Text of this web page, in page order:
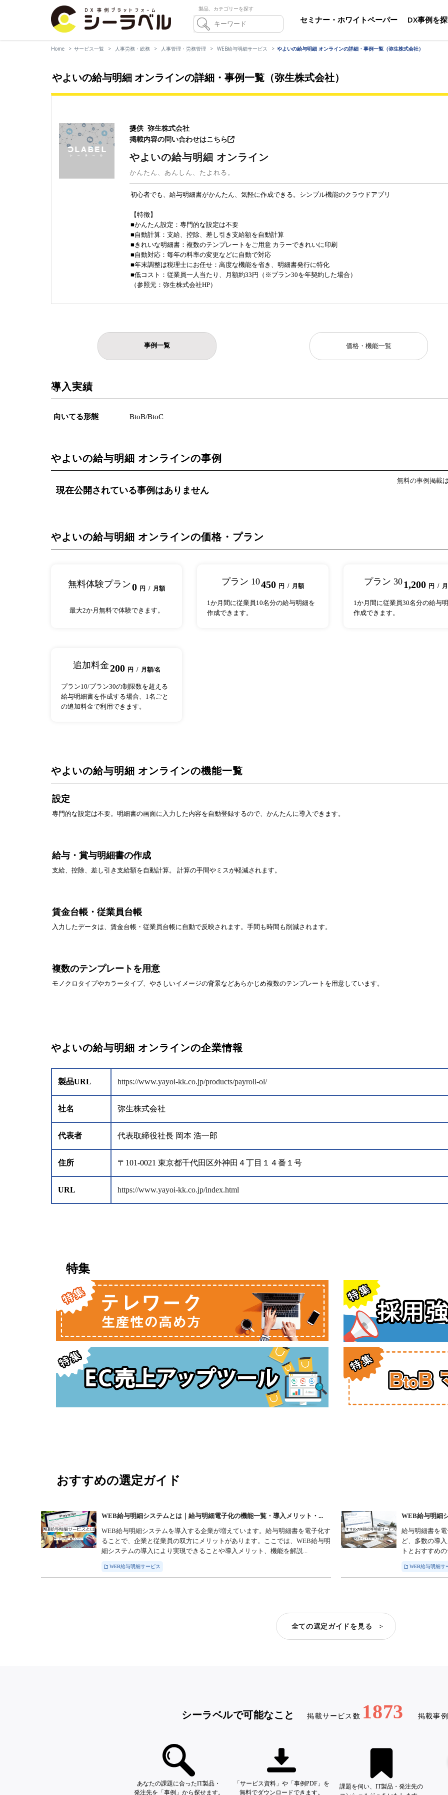
製品、カテゴリーを探す
セミナー・ホワイトペーパー DX事例を
Home サービス一覧 人事労務・総務 人事管理・労務管理 WEB給与明細サービス やよいの給与明細 オンラインの詳細・事例一覧（弥生株式会社）
やよいの給与明細 オンラインの詳細・事例一覧（弥生株式会社）
提供 弥生株式会社
掲載内容の問い合わせはこちら
やよいの給与明細 オンライン
かんたん、あんしん、たよれる。
初心者でも、給与明細書がかんたん、気軽に作成できる。シンプル機能のクラウドアプリ
【特徴】
■かんたん設定：専門的な設定は不要
■自動計算：支給、控除、差し引き支給額を自動計算
■きれいな明細書：複数のテンプレートをご用意 カラーできれいに印刷
■自動対応：毎年の料率の変更などに自動で対応
■年末調整は税理士にお任せ：高度な機能を省き、明細書発行に特化
■低コスト：従業員一人当たり、月額約33円（※プラン30を年契約した場合）
（参照元：弥生株式会社HP）
事例一覧 価格・機能一覧
導入実績
向いてる形態 BtoB/BtoC
やよいの給与明細 オンラインの事例
無料の事例掲載
現在公開されている事例はありません
やよいの給与明細 オンラインの価格・プラン
無料体験プラン0 円 / 月額
最大2か月無料で体験できます。
プラン 10450 円 / 月額
1か月間に従業員10名分の給与明細を
作成できます。
プラン 301,200 円 /
1か月間に従業員30名分の給与
作成できます。
追加料金200 円 / 月額/名
プラン10/プラン30の制限数を超える
給与明細書を作成する場合、1名ごと
の追加料金で利用できます。
やよいの給与明細 オンラインの機能一覧
設定
専門的な設定は不要。明細書の画面に入力した内容を自動登録するので、かんたんに導入できます。
給与・賞与明細書の作成
支給、控除、差し引き支給額を自動計算。 計算の手間やミスが軽減されます。
賃金台帳・従業員台帳
入力したデータは、賃金台帳・従業員台帳に自動で反映されます。手間も時間も削減されます。
複数のテンプレートを用意
モノクロタイプやカラータイプ、やさしいイメージの背景などあらかじめ複数のテンプレートを用意しています。
やよいの給与明細 オンラインの企業情報
製品URL https://www.yayoi-kk.co.jp/products/payroll-ol/
社名 弥生株式会社
代表者 代表取締役社長 岡本 浩一郎
住所 〒101-0021 東京都千代田区外神田４丁目１４番１号
URL https://www.yayoi-kk.co.jp/index.html
特集
おすすめの選定ガイド
WEB給与明細システムとは｜給与明細電子化の機能一覧・導入メリット・...
WEB給与明細システムを導入する企業が増えています。給与明細書を電子化す
ることで、企業と従業員の双方にメリットがあります。ここでは、WEB給与明
細システムの導入により実現できることや導入メリット、機能を解説...
WEB給与明細サービス
WEB給与明細
給与明細書を
ど、多数の導
トとおすすめ
WEB給与明細サ
全ての選定ガイドを見る >
シーラベルで可能なこと 掲載サービス数 1873 掲載事
あなたの課題に合ったIT製品・
発注先を「事例」から探せます。
「サービス資料」や「事例PDF」を
無料でダウンロードできます。
課題を伺い、IT製品・発注先の